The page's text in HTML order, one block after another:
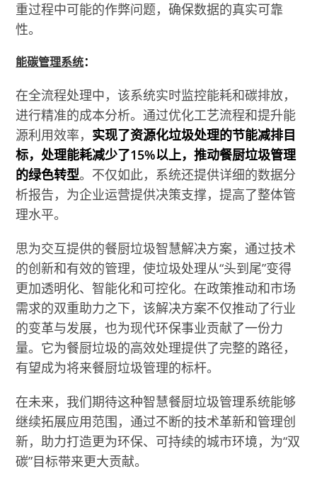
重过程中可能的作弊问题，确保数据的真实可靠
性。
能碳管理系统：
在全流程处理中，该系统实时监控能耗和碳排放，
进行精准的成本分析。通过优化工艺流程和提升能
源利用效率， 实现了资源化垃圾处理的节能减排目
标，处理能耗减少了15%以上，推动餐厨垃圾管理
的绿色转型。不仅如此，系统还提供详细的数据分
析报告，为企业运营提供决策支撑，提高了整体管
理水平。
思为交互提供的餐厨垃圾智慧解决方案，通过技术
的创新和有效的管理，使垃圾处理从“头到尾”变得
更加透明化、智能化和可控化。在政策推动和市场
需求的双重助力之下，该解决方案不仅推动了行业
的变革与发展，也为现代环保事业贡献了一份力
量。它为餐厨垃圾的高效处理提供了完整的路径，
有望成为将来餐厨垃圾管理的标杆。
在未来，我们期待这种智慧餐厨垃圾管理系统能够
继续拓展应用范围，通过不断的技术革新和管理创
新，助力打造更为环保、可持续的城市环境，为“双
碳”目标带来更大贡献。